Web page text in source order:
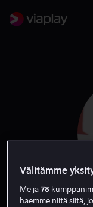
Välitämme
Me ja78
haemme niitä siitä,